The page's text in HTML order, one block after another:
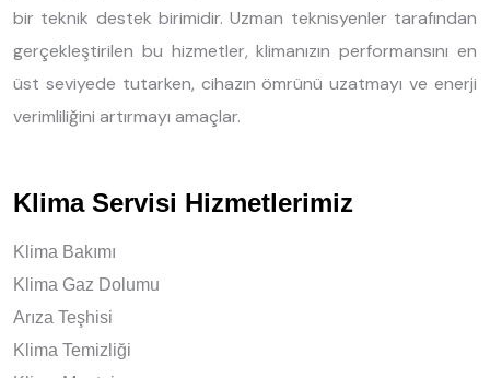
bir teknik destek birimidir. Uzman teknisyenler tarafından
gerçekleştirilen bu hizmetler, klimanızın performansını en
üst seviyede tutarken, cihazın ömrünü uzatmayı ve enerji
verimliliğini artırmayı amaçlar.
Klima Servisi Hizmetlerimiz
Klima Bakımı
Klima Gaz Dolumu
Arıza Teşhisi
Klima Temizliği